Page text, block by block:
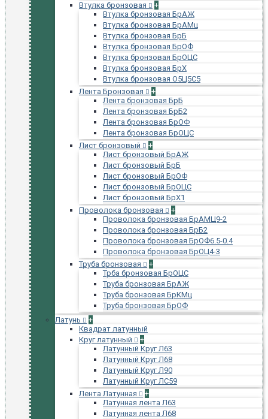
Втулка бронзовая
+
Втулка бронзовая БрАЖ
Втулка бронзовая БрАМц
Втулка бронзовая БрБ
Втулка бронзовая БрОФ
Втулка бронзовая БрОЦС
Втулка бронзовая БрХ
Втулка бронзовая О5Ц5С5
Лента Бронзовая
+
Лента бронзовая БрБ
Лента бронзовая БрБ2
Лента бронзовая БрОФ
Лента бронзовая БрОЦС
Лист бронзовый
+
Лист бронзовый БрАЖ
Лист бронзовый БрБ
Лист бронзовый БрОФ
Лист бронзовый БрОЦС
Лист бронзовый БрХ1
Проволока бронзовая
+
Проволока бронзовая БрАМЦ9-2
Проволока бронзовая БрБ2
Проволока бронзовая БрОФ6.5-0.4
Проволока бронзовая БрОЦ4-3
Труба бронзовая
+
Трба бронзовая БрОЦС
Труба бронзовая БрАЖ
Труба бронзовая БрКМц
Труба бронзовая БрОФ
Латунь
+
Квадрат латунный
Круг латунный
+
Латунный Круг Л63
Латунный Круг Л68
Латунный Круг Л90
Латунный Круг ЛС59
Лента Латунная
+
Латунная лента Л63
Латунная лента Л68